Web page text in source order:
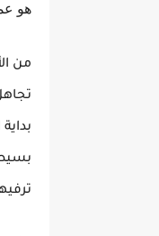
هو
من